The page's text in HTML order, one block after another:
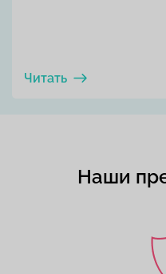
Читать
Наши